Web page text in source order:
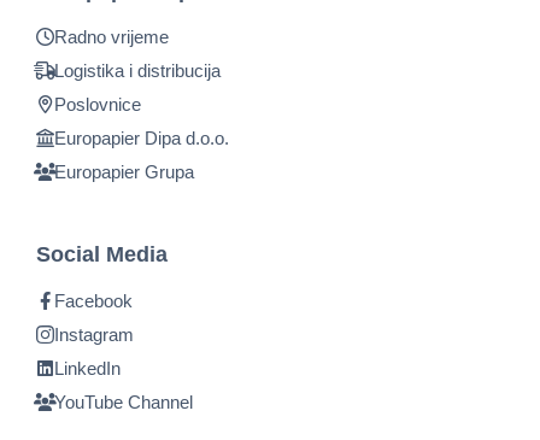
Radno vrijeme
Logistika i distribucija
Poslovnice
Europapier Dipa d.o.o.
Europapier Grupa
Social Media
Facebook
Instagram
LinkedIn
YouTube Channel